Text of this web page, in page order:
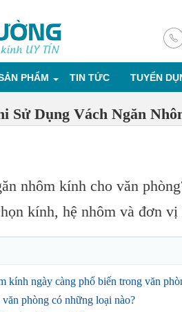
PHẨM TIN TỨC TUYỂN
Sử Dụng Vách Ngăn
nhôm kính cho văn
kính, hệ nhôm và đơn
kính ngày càng phổ biến trong văn
phòng có những loại nào?